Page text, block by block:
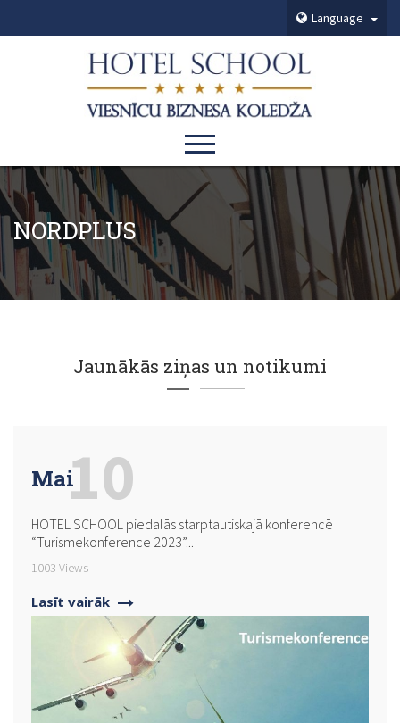
Language
NORDPLUS
Jaunākās ziņas un notikumi
Mai
HOTEL SCHOOL piedalās starptautiskajā konferencē
“Turismekonference 2023”...
1003 Views
Lasīt vairāk
10